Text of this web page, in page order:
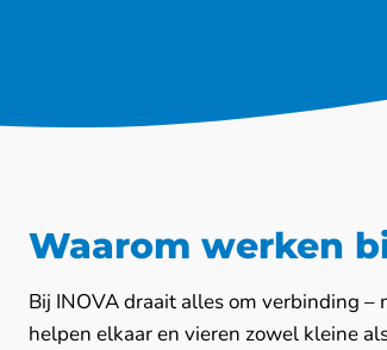
Waarom werken
Bij INOVA draait alles om verbinding –
helpen elkaar en vieren zowel kleine